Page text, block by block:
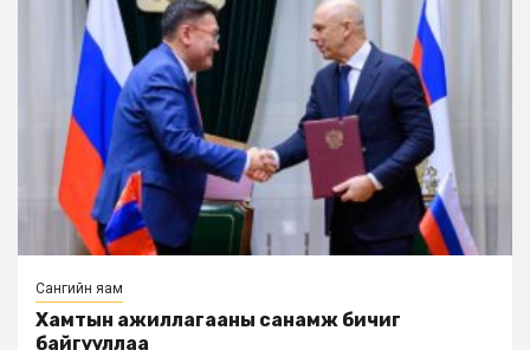
Сангийн яам
Хамтын ажиллагааны санамж бичиг
байгууллаа